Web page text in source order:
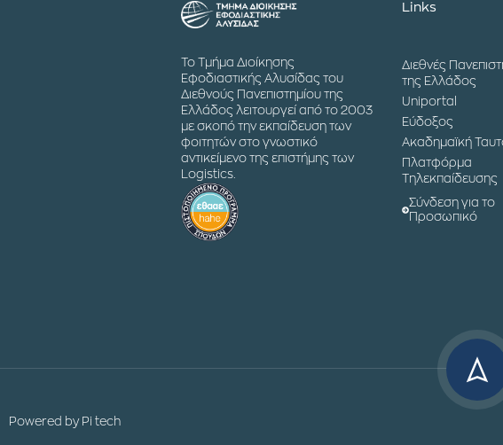
Το Τμήμα Διοίκησης
Εφοδιαστικής Αλυσίδας του
Διεθνούς Πανεπιστημίου της
Ελλάδος λειτουργεί από το 2003
με σκοπό την εκπαίδευση των
φοιτητών στο γνωστικό
αντικείμενο της επιστήμης των
Logistics.
Links
Διεθνές
της Ελλάδος
Uniportal
Εύδοξος
Ακαδημαϊκή
Πλατφόρμα
Τηλεκπαίδευσης
Σύνδεση για το
Προσωπικό
Powered by Pi tech